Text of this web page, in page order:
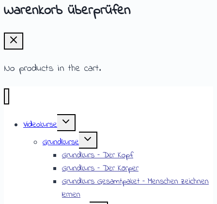
Warenkorb überprüfen
No products in the cart.
Videokurse
Grundkurse
Grundkurs – Der Kopf
Grundkurs – Der Körper
Grundkurs Gesamtpaket – Menschen zeichnen
lernen